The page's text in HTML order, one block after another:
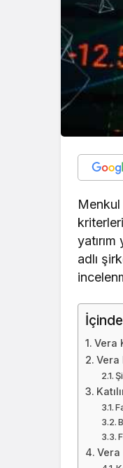
Menkul
adlı
Vera
Vera
Vera